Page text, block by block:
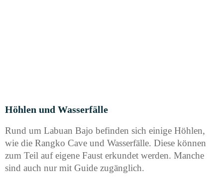
Höh­len und Wasserfälle
Rund um Labu­an Bajo befin­den sich eini­ge Höh­len,
wie die Rang­ko Cave und Was­ser­fäl­le. Die­se kön­nen
zum Teil auf eige­ne Faust erkun­det wer­den. Man­che
sind auch nur mit Gui­de zugänglich.